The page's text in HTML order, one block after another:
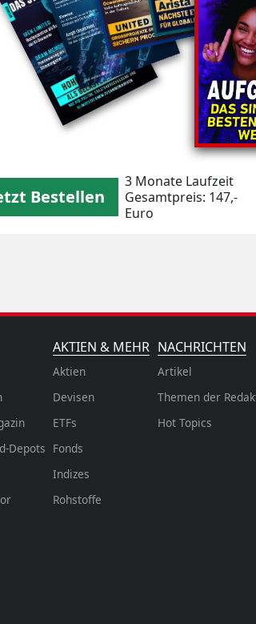
Bestellen
3 Monate Laufzeit
Gesamtpreis: 147,-
Euro
Depots
AKTIEN & MEHR
Aktien
Devisen
ETFs
Fonds
Indizes
Rohstoffe
NACHRICHTEN
Artikel
Themen der
Hot Topics